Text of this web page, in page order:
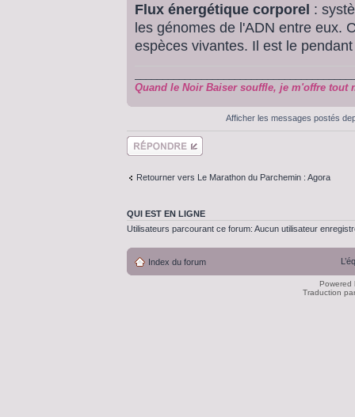
Flux énergétique corporel :
les génomes de l'ADN entre eux.
espèces vivantes. Il est le
Quand le Noir Baiser souffle, je m'offre tout
Afficher les messages postés
Répondre
Retourner vers Le Marathon du Parchemin : Agora
QUI EST EN LIGNE
Utilisateurs parcourant ce forum: Aucun utilisateur
Index du forum
Powered
Traduction